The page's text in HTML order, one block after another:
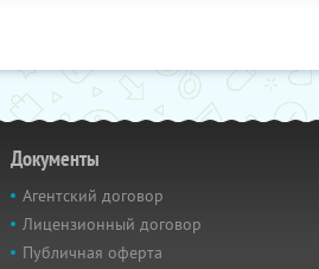
Документы
Агентский договор
Лицензионный договор
Публичная оферта